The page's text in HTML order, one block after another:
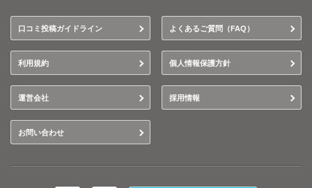
口コミ投稿ガイドライン よくあるご質問（FAQ）
利用規約 個人情報保護方針
運営会社 採用情報
お問い合わせ